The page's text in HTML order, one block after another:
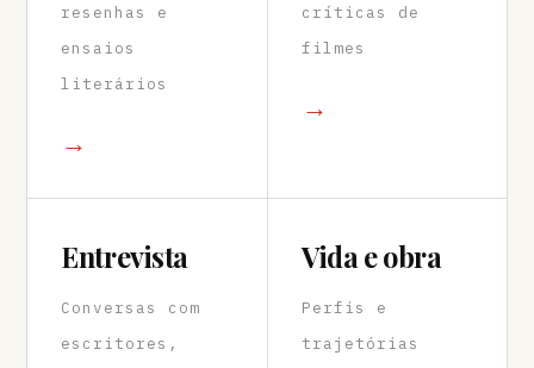
resenhas e
ensaios
literários
→
críticas de
filmes
→
Entrevista
Conversas com
escritores,
Vida e obra
Perfis e
trajetórias